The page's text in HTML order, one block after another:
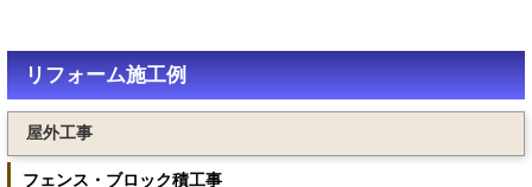
リフォーム施工例
屋外工事
フェンス・ブロック積工事